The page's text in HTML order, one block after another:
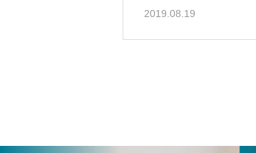
2019.08.19